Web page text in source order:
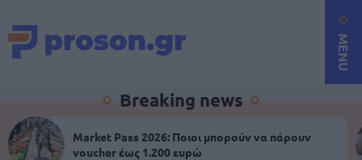
MENU
Breaking news
Market Pass 2026: Ποιοι μπορούν να πάρουν
voucher έως 1.200 ευρώ